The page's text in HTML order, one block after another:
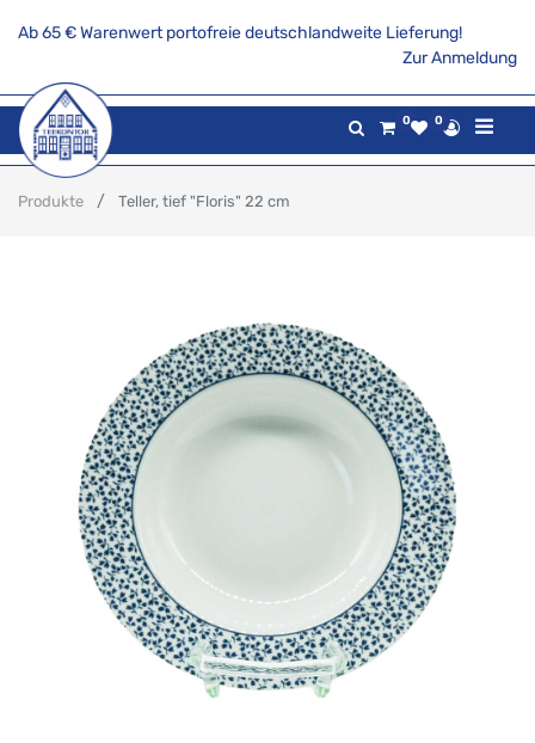
Ab 65 € Warenwert portofreie deutschlandweite Lieferung!
Zur Anmeldung
0 0
Produkte Teller, tief "Floris" 22 cm